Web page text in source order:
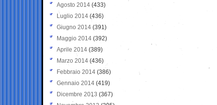
Agosto 2014 (433)
Luglio 2014 (436)
Giugno 2014 (391)
Maggio 2014 (392)
Aprile 2014 (389)
Marzo 2014 (436)
Febbraio 2014 (386)
Gennaio 2014 (419)
Dicembre 2013 (367)